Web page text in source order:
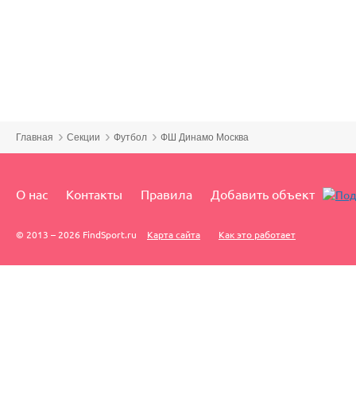
Главная Секции Футбол ФШ Динамо Москва
О нас Контакты Правила Добавить объект
© 2013 – 2026 FindSport.ru Карта сайта Как это работает